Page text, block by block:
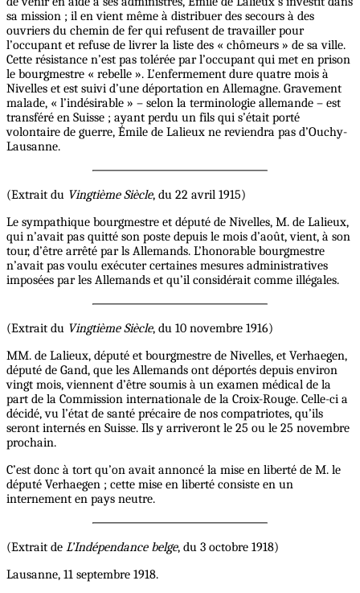
sa mission ; il en vient même à distribuer des secours à des
ouvriers du chemin de fer qui refusent de travailler pour
l’occupant et refuse de livrer la liste des « chômeurs » de sa ville.
Cette résistance n’est pas tolérée par l’occupant qui met en prison
le bourgmestre « rebelle ». L’enfermement dure quatre mois à
Nivelles et est suivi d’une déportation en Allemagne. Gravement
malade, « l’indésirable » – selon la terminologie allemande – est
transféré en Suisse ; ayant perdu un fils qui s’était porté
volontaire de guerre, Émile de Lalieux ne reviendra pas d’Ouchy-
Lausanne.
(Extrait du Vingtième Siècle, du 22 avril 1915)
Le sympathique bourgmestre et député de Nivelles, M. de Lalieux,
qui n’avait pas quitté son poste depuis le mois d’août, vient, à son
tour, d’être arrêté par ls Allemands. L’honorable bourgmestre
n’avait pas voulu exécuter certaines mesures administratives
imposées par les Allemands et qu’il considérait comme illégales.
(Extrait du Vingtième Siècle, du 10 novembre 1916)
MM. de Lalieux, député et bourgmestre de Nivelles, et Verhaegen,
député de Gand, que les Allemands ont déportés depuis environ
vingt mois, viennent d’être soumis à un examen médical de la
part de la Commission internationale de la Croix-Rouge. Celle-ci a
décidé, vu l’état de santé précaire de nos compatriotes, qu’ils
seront internés en Suisse. Ils y arriveront le 25 ou le 25 novembre
prochain.
C’est donc à tort qu’on avait annoncé la mise en liberté de M. le
député Verhaegen ; cette mise en liberté consiste en un
internement en pays neutre.
(Extrait de L’Indépendance belge, du 3 octobre 1918)
Lausanne, 11 septembre 1918.